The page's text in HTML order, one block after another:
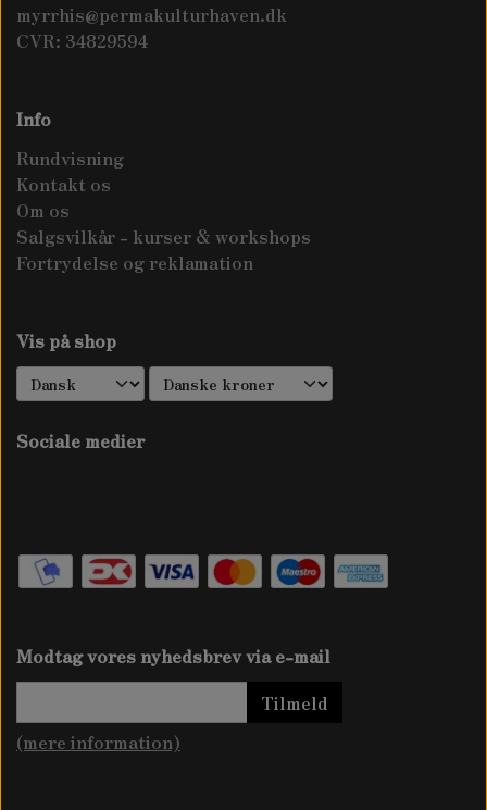
myrrhis@permakulturhaven.dk
CVR: 34829594
Info
Rundvisning
Kontakt os
Om os
Salgsvilkår - kurser & workshops
Fortrydelse og reklamation
Vis på shop
Sociale medier
Modtag vores nyhedsbrev via e-mail
Tilmeld
(mere information)